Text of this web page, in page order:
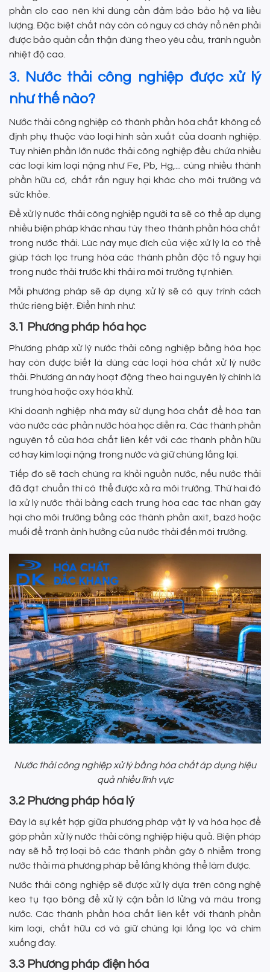
phần clo cao nên khi dùng cần đảm bảo bảo hộ và liều
lượng. Đặc biệt chất này còn có nguy cơ cháy nổ nên phải
được bảo quản cẩn thận đúng theo yêu cầu, tránh nguồn
nhiệt độ cao.
3. Nước thải công nghiệp được xử lý
như thế nào?
Nước thải công nghiệp có thành phần hóa chất không cố
định phụ thuộc vào loại hình sản xuất của doanh nghiệp.
Tuy nhiên phần lớn nước thải công nghiệp đều chứa nhiều
các loại kim loại nặng như Fe, Pb, Hg,... cùng nhiều thành
phần hữu cơ, chất rắn nguy hại khác cho môi trường và
sức khỏe.
Để xử lý nước thải công nghiệp người ta sẽ có thể áp dụng
nhiều biện pháp khác nhau tùy theo thành phần hóa chất
trong nước thải. Lúc này mục đích của việc xử lý là có thể
giúp tách lọc trung hòa các thành phần độc tố nguy hại
trong nước thải trước khi thải ra môi trường tự nhiên.
Mỗi phương pháp sẽ áp dụng xử lý sẽ có quy trình cách
thức riêng biệt. Điển hình như:
3.1 Phương pháp hóa học
Phương pháp xử lý nước thải công nghiệp bằng hóa học
hay còn được biết là dùng các loại hóa chất xử lý nước
thải. Phương án này hoạt động theo hai nguyên lý chính là
trung hòa hoặc oxy hóa khử.
Khi doanh nghiệp nhà máy sử dụng hóa chất để hòa tan
vào nước các phản nước hóa học diễn ra. Các thành phần
nguyên tố của hóa chất liên kết với các thành phần hữu
cơ hay kim loại nặng trong nước và giữ chúng lắng lại.
Tiếp đó sẽ tách chúng ra khỏi nguồn nước, nếu nước thải
đã đạt chuẩn thì có thể được xả ra môi trường. Thứ hai đó
là xử lý nước thải bằng cách trung hòa các tác nhân gây
hại cho môi trường bằng các thành phần axit, bazơ hoặc
muối để tránh ảnh hưởng của nước thải đến môi trường.
Nước thải công nghiệp xử lý bằng hóa chất áp dụng hiệu
quả nhiều lĩnh vực
3.2 Phương pháp hóa lý
Đây là sự kết hợp giữa phương pháp vật lý và hóa học để
góp phần xử lý nước thải công nghiệp hiệu quả. Biện pháp
này sẽ hỗ trợ loại bỏ các thành phần gây ô nhiễm trong
nước thải mà phương pháp bể lắng không thể làm được.
Nước thải công nghiệp sẽ được xử lý dựa trên công nghệ
keo tụ tạo bông để xử lý cặn bẩn lơ lửng và màu trong
nước. Các thành phần hóa chất liên kết với thành phần
kim loại, chất hữu cơ và giữ chúng lại lắng lọc và chìm
xuống đáy.
3.3 Phương pháp điện hóa